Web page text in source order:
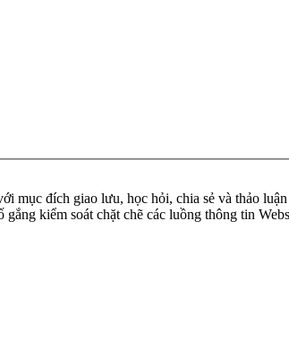
đích giao lưu, học hỏi, chia sẻ và thảo
kiểm soát chặt chẽ các luồng thông tin